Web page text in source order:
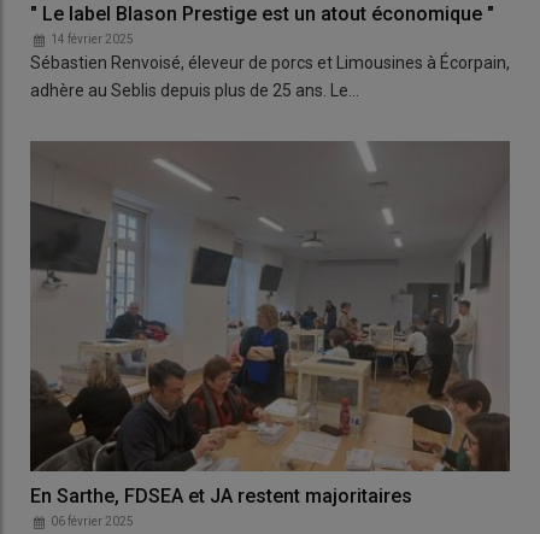
" Le label Blason Prestige est un atout économique "
14 février 2025
Sébastien Renvoisé, éleveur de porcs et Limousines à Écorpain,
adhère au Seblis depuis plus de 25 ans. Le…
En Sarthe, FDSEA et JA restent majoritaires
06 février 2025